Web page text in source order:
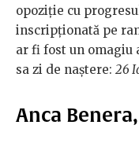
opoziție cu
inscripționată pe
ar fi fost un omagiu
sa zi de naștere: 26
Anca Benera,